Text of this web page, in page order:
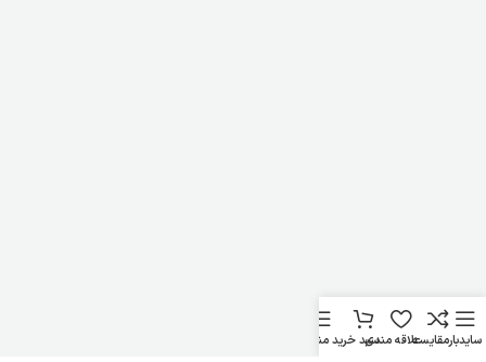
سایدبارمقایسهعلاقه مندیسبد خریدمنو